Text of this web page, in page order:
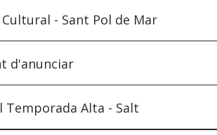
- Sant Pol de Mar
d'anunciar
Temporada Alta - Salt